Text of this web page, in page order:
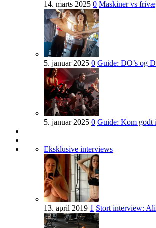
14. marts 2025 0 Maskiner vs
5. januar 2025 0 Guide: DO’s og
5. januar 2025 0 Guide: Kom godt
Eksklusive interviews
13. april 2019 1 Stort interview: